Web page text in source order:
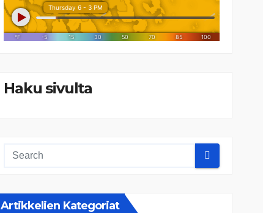
Haku sivulta
Artikkelien Kategoriat